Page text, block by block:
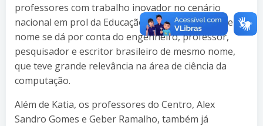
professores com trabalho inovador no cenário
nacional em prol da Educação em Computação. Seu
nome se dá por conta do engenheiro, professor,
pesquisador e escritor brasileiro de mesmo nome,
que teve grande relevância na área de ciência da
computação.
Além de Katia, os professores do Centro, Alex
Sandro Gomes e Geber Ramalho, também já